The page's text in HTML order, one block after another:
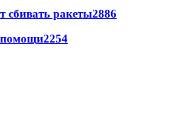
сбивать ракеты2886
помощи2254